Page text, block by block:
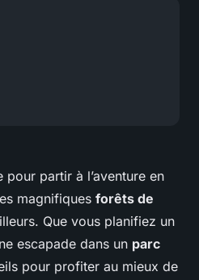
pour partir à l’aventure en
magnifiques forêts de
Que vous planifiez un
escapade dans un parc
pour profiter au mieux de